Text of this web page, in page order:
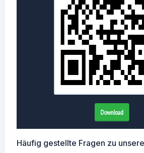
Häufig gestellte Fragen zu